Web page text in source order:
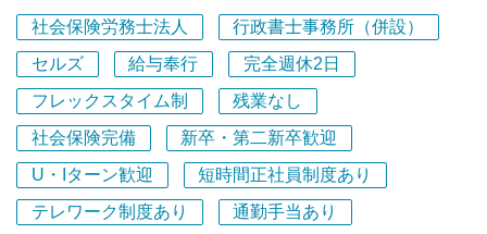
柏市で社会保険労務士事務所を開業して23年。お蔭さまで
年々顧問客が増え続けスタッフを増員し、忙しくも楽しく
事務所運営をしています。中小企業の応援団のような、そ
して地域でキラリ☆彡と輝る事務所を目指しています。一
歩ずつ前進している事務所で貴方も私たちと一緒に成長し
ませんか。
私の事務所のつよみは…？よいお客様に恵まれているのは
もちろんのこと、なんといっても元気なスタッフさんだと
社会保険労務士法人
行政書士事務所（併設）
セルズ
給与奉行
完全週休2日
フレックスタイム制
残業なし
社会保険完備
新卒・第二新卒歓迎
U・Iターン歓迎
短時間正社員制度あり
テレワーク制度あり
通勤手当あり